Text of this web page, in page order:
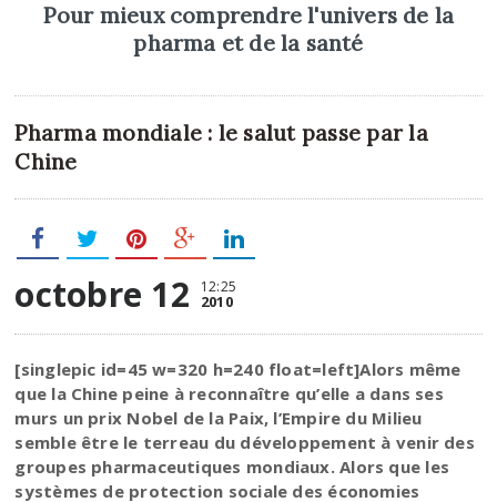
Pour mieux comprendre l'univers de la
pharma et de la santé
Pharma mondiale : le salut passe par la
Chine
octobre 12 12:25
2010
[singlepic id=45 w=320 h=240 float=left]Alors même
que la Chine peine à reconnaître qu’elle a dans ses
murs un prix Nobel de la Paix, l’Empire du Milieu
semble être le terreau du développement à venir des
groupes pharmaceutiques mondiaux. Alors que les
systèmes de protection sociale des économies